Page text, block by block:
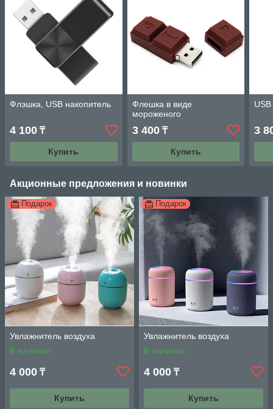
Флэшка, USB накопитель
4 100 ₸
Купить
Флешка в виде
мороженого
3 400₸
Купить
3
Акционные предложения и новинки
Подарок
Увлажнитель воздуха
В наличии
4 000 ₸
Купить
Подарок
Увлажнитель воздуха
В наличии
4 000 ₸
Купить